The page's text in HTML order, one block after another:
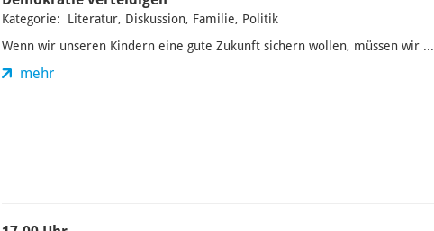
Kategorie: Literatur, Diskussion, Familie, Politik
Wenn wir unseren Kindern eine gute Zukunft sichern wollen, müssen wir ...
mehr